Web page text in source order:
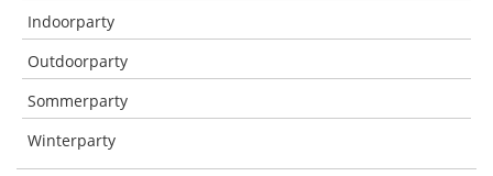
Indoorparty
Outdoorparty
Sommerparty
Winterparty